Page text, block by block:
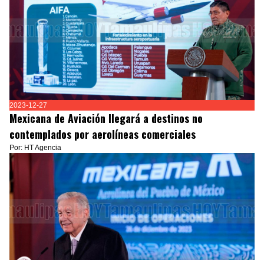
2023-12-27
Mexicana de Aviación llegará a destinos no
contemplados por aerolíneas comerciales
Por: HT Agencia